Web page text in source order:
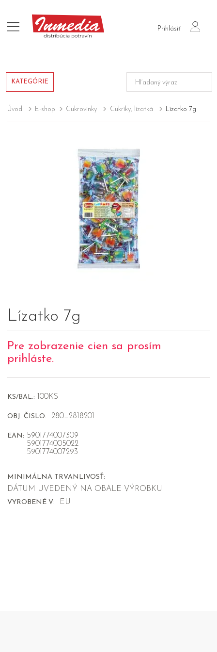
Prihlásiť
login
KATEGÓRIE
Úvod E-shop Cukrovinky Cukríky, lízatká Lízatko 7g
Lízatko 7g
Pre zobrazenie cien sa prosím
prihláste.
KS/BAL.: 100KS
OBJ. ČISLO: 280_2818201
EAN: 5901774007309
5901774005022
5901774007293
MINIMÁLNA TRVANLIVOSŤ:
DÁTUM UVEDENÝ NA OBALE VÝROBKU
VYROBENÉ V: EU